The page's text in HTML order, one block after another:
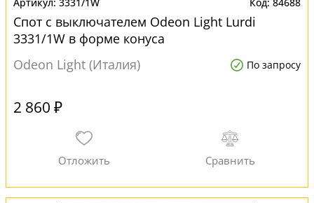
Спот с выключателем Odeon Light Lurdi
3331/1W в форме конуса
Odeon Light (Италия)
По запросу
2 860 ₽